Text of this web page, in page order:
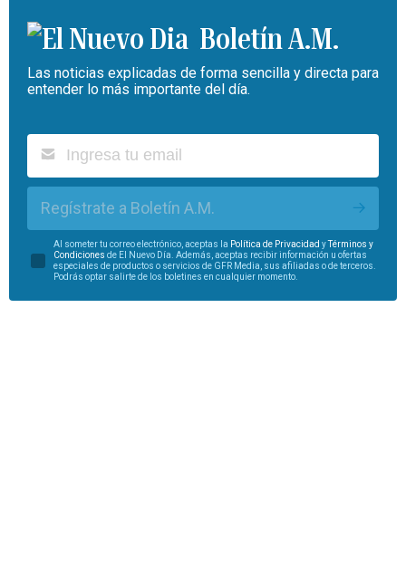
Boletín A.M.
Las noticias explicadas de forma sencilla y directa para
entender lo más importante del día.
Regístrate a Boletín A.M.
Al someter tu correo electrónico, aceptas la Política de Privacidad yTérminos y
Condiciones de El Nuevo Día. Además, aceptas recibir información u ofertas
especiales de productos o servicios de GFR Media, sus afiliadas o de terceros.
Podrás optar salirte de los boletines en cualquier momento.